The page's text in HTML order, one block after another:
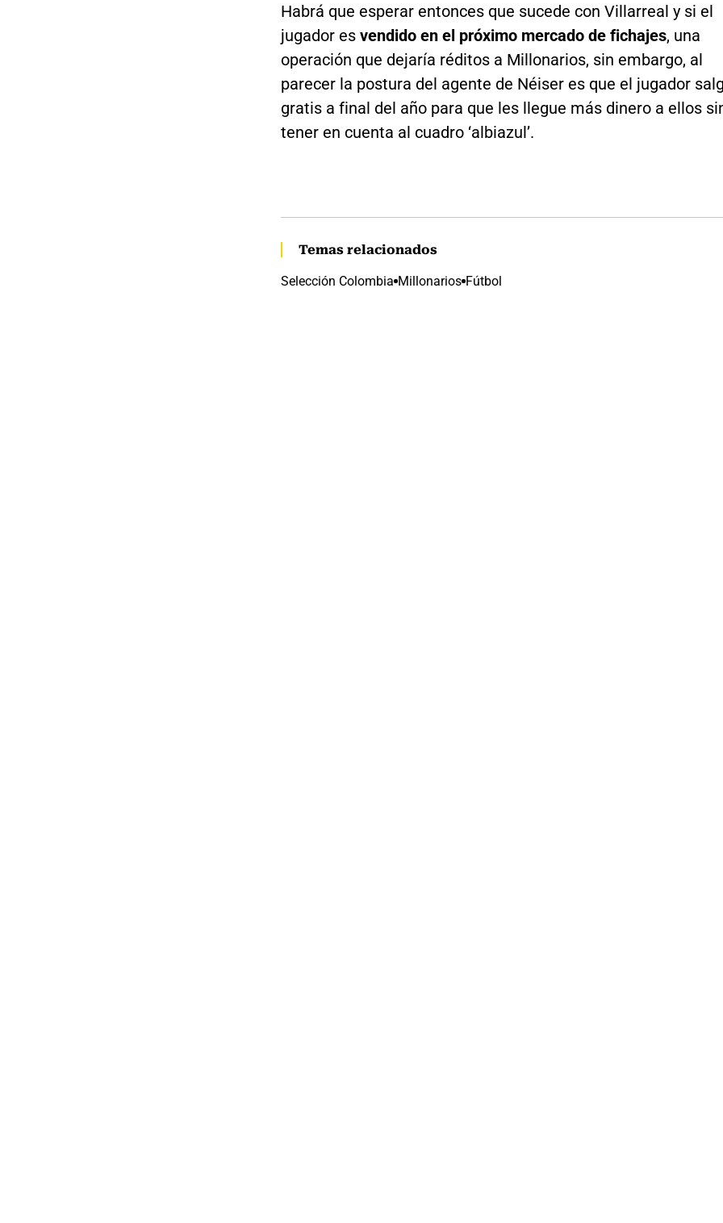
Habrá que esperar entonces que sucede con Villarreal y si el
jugador es vendido en el próximo mercado de fichajes, una
operación que dejaría réditos a Millonarios, sin embargo, al
parecer la postura del agente de Néiser es que el jugador
gratis a final del año para que les llegue más dinero a ellos
tener en cuenta al cuadro ‘albiazul’.
Temas relacionados
Selección Colombia Millonarios Fútbol